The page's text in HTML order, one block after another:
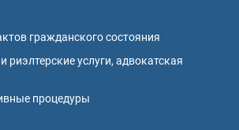
гражданского состояния
риэлтерские услуги, адвокатская
процедуры